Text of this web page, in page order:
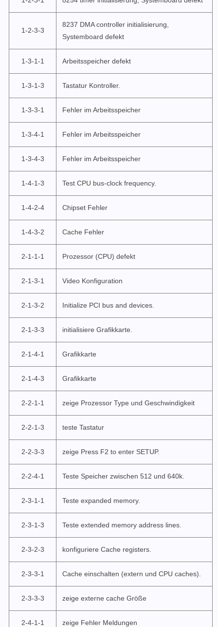
1-2-3-3
8237 DMA controller initialisierung,
Systemboard defekt
1-3-1-1 Arbeitsspeicher defekt
1-3-1-3 Tastatur Kontroller.
1-3-3-1 Fehler im Arbeitsspeicher
1-3-4-1 Fehler im Arbeitsspeicher
1-3-4-3 Fehler im Arbeitsspeicher
1-4-1-3 Test CPU bus-clock frequency.
1-4-2-4 Chipset Fehler
1-4-3-2 Cache Fehler
2-1-1-1 Prozessor (CPU) defekt
2-1-3-1 Video Konfiguration
2-1-3-2 Initialize PCI bus and devices.
2-1-3-3 initialisiere Grafikkarte.
2-1-4-1 Grafikkarte
2-1-4-3 Grafikkarte
2-2-1-1 zeige Prozessor Type und Geschwindigkeit
2-2-1-3 teste Tastatur
2-2-3-3 zeige Press F2 to enter SETUP.
2-2-4-1 Teste Speicher zwischen 512 und 640k.
2-3-1-1 Teste expanded memory.
2-3-1-3 Teste extended memory address lines.
2-3-2-3 konfiguriere Cache registers.
2-3-3-1 Cache einschalten (extern und CPU caches).
2-3-3-3 zeige externe cache Größe
2-4-1-1 zeige Fehler Meldungen